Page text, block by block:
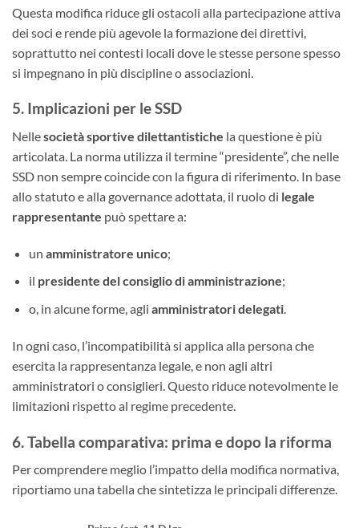
Questa modifica riduce gli ostacoli alla partecipazione attiva
dei soci e rende più agevole la formazione dei direttivi,
soprattutto nei contesti locali dove le stesse persone spesso
si impegnano in più discipline o associazioni.
5. Implicazioni per le SSD
Nellesocietà sportive dilettantistiche la questione è più
articolata. La norma utilizza il termine “presidente”, che nelle
SSD non sempre coincide con la figura di riferimento. In base
allo statuto e alla governance adottata, il ruolo di legale
rappresentante può spettare a:
un amministratore unico;
il presidente del consiglio di amministrazione;
o, in alcune forme, agli amministratori delegati.
In ogni caso, l’incompatibilità si applica alla persona che
esercita la rappresentanza legale, e non agli altri
amministratori o consiglieri. Questo riduce notevolmente le
limitazioni rispetto al regime precedente.
6. Tabella comparativa: prima e dopo la riforma
Per comprendere meglio l’impatto della modifica normativa,
riportiamo una tabella che sintetizza le principali differenze.